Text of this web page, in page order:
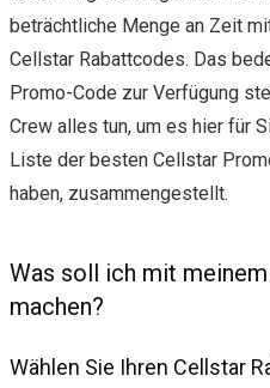
beträchtliche Menge an Zeit
Cellstar Rabattcodes. Das
Promo-Code zur Verfügung
Crew alles tun, um es hier für
Liste der besten Cellstar
haben, zusammengestellt.
Was soll ich mit
machen?
Wählen Sie Ihren Cellstar